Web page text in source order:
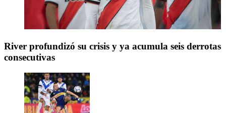
River profundizó su crisis y ya acumula seis derrotas
consecutivas